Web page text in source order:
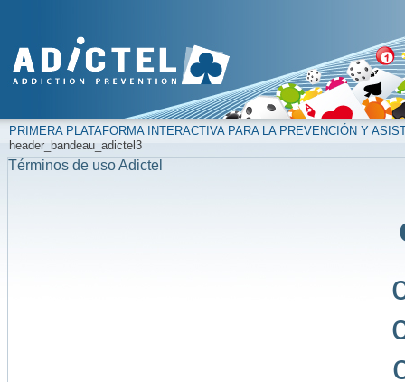
PRIMERA PLATAFORMA INTERACTIVA PARA LA PREVENCIÓN Y
header_bandeau_adictel3
Términos de uso Adictel